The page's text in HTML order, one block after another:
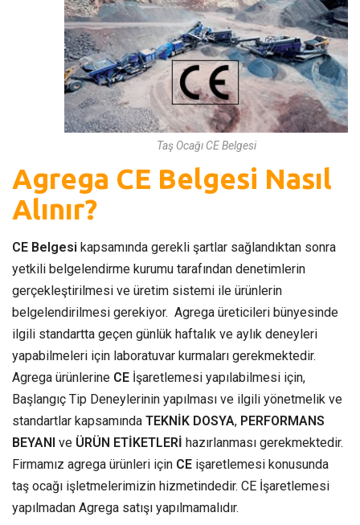
Taş Ocağı CE Belgesi
Agrega CE Belgesi Nasıl
Alınır?
CE Belgesi kapsamında gerekli şartlar sağlandıktan sonra
yetkili belgelendirme kurumu tarafından denetimlerin
gerçekleştirilmesi ve üretim sistemi ile ürünlerin
belgelendirilmesi gerekiyor. Agrega üreticileri bünyesinde
ilgili standartta geçen günlük haftalık ve aylık deneyleri
yapabilmeleri için laboratuvar kurmaları gerekmektedir.
Agrega ürünlerine CE İşaretlemesi yapılabilmesi için,
Başlangıç Tip Deneylerinin yapılması ve ilgili yönetmelik ve
standartlar kapsamında TEKNİK DOSYA, PERFORMANS
BEYANI ve ÜRÜN ETİKETLERİ hazırlanması gerekmektedir.
Firmamız agrega ürünleri için CE işaretlemesi konusunda
taş ocağı işletmelerimizin hizmetindedir. CE İşaretlemesi
yapılmadan Agrega satışı yapılmamalıdır.